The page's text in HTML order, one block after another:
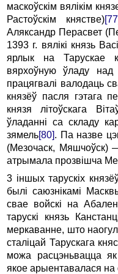
маскоўскім вялікім
Растоўскім княстве)
Аляксандр Перасвет
1393 г. вялікі князь
ярлык на
вярхоўную ўладу над
працягвалі валодаць
князёў пасля гэтага
князя літоўскага
ўладанні са складу
зямель[80]. Па назве
(Мезочаск, Мяшчоўск) —
атрымала прозвішча
3 іншых тарускіх
былі саюзнікамі
свае войскі на
тарускі князь
меркаванне, што наогул
сталіцай Тарускага
можа расцэньвацца
якое арыентавалася на